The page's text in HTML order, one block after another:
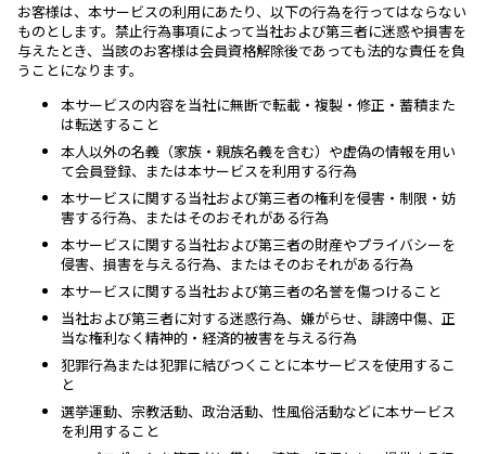
お客様は、本サービスの利用にあたり、以下の行為を行ってはならない
ものとします。禁止行為事項によって当社および第三者に迷惑や損害を
与えたとき、当該のお客様は会員資格解除後であっても法的な責任を負
うことになります。
本サービスの内容を当社に無断で転載・複製・修正・蓄積また
は転送すること
本人以外の名義（家族・親族名義を含む）や虚偽の情報を用い
て会員登録、または本サービスを利用する行為
本サービスに関する当社および第三者の権利を侵害・制限・妨
害する行為、またはそのおそれがある行為
本サービスに関する当社および第三者の財産やプライバシーを
侵害、損害を与える行為、またはそのおそれがある行為
本サービスに関する当社および第三者の名誉を傷つけること
当社および第三者に対する迷惑行為、嫌がらせ、誹謗中傷、正
当な権利なく精神的・経済的被害を与える行為
犯罪行為または犯罪に結びつくことに本サービスを使用するこ
と
選挙運動、宗教活動、政治活動、性風俗活動などに本サービス
を利用すること